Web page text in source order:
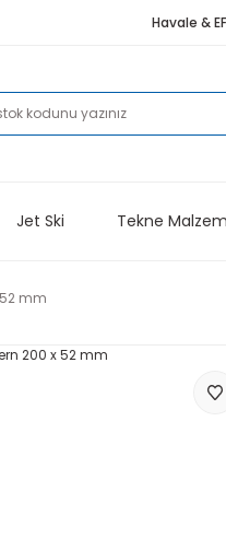
Havale &
Jet Ski Tekne
mm